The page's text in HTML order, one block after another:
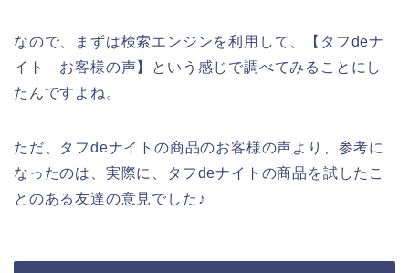
なので、まずは検索エンジンを利用して、【タフdeナ
イト お客様の声】という感じで調べてみることにし
たんですよね。
ただ、タフdeナイトの商品のお客様の声より、参考に
なったのは、実際に、タフdeナイトの商品を試したこ
とのある友達の意見でした♪